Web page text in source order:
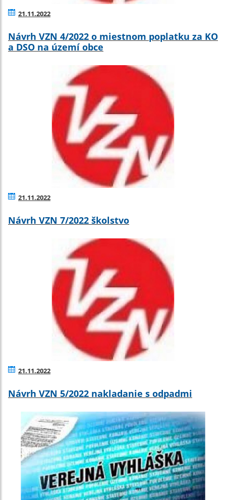
21.11.2022
Návrh VZN 4/2022 o miestnom poplatku za KO
a DSO na území obce
21.11.2022
Návrh VZN 7/2022 školstvo
21.11.2022
Návrh VZN 5/2022 nakladanie s odpadmi